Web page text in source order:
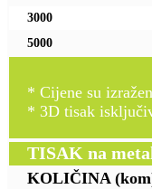
3000
5000
* Cijene su
* 3D tisak
TISAK na
KOLIČINA